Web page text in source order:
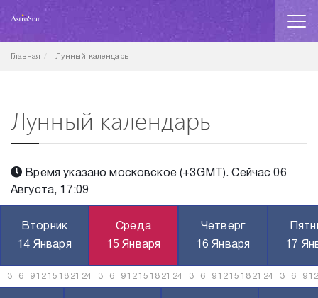
Главная Лунный календарь
Лунный календарь
Время указано московское (+3GMT). Сейчас 06
Августа, 17:09
Вторник
14 Января
Среда
15 Января
Четверг
16 Января
17
3 6 91215 18 21 24 3 6 91215 18 21 24 3 6 91215 18 21 24 3 6 912